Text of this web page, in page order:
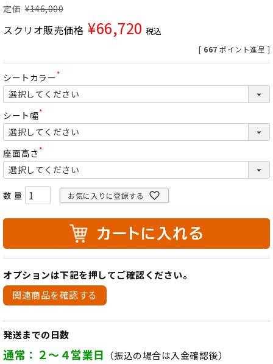
定価 ¥146,000
スクリオ販売価格 ¥66,720 税込
[ 667 ポイント進呈 ]
シートカラー
(
必
須
シート幅
(
必
須
)
座面高さ
(
必
須
)
お気に入りに登録する
オプションは下記を押してご確認ください。
関連商品を確認する
発送までの日数
通常：２～４営業日 （振込の場合は入金確認後）